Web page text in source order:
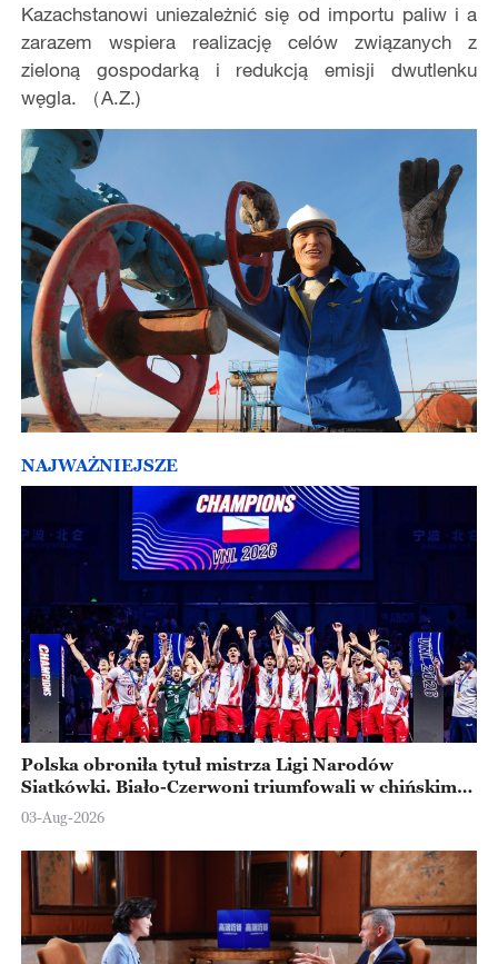
Kazachstanowi uniezależnić się od importu paliw i a
zarazem wspiera realizację celów związanych z
zieloną gospodarką i redukcją emisji dwutlenku
węgla. （A.Z.)
NAJWAŻNIEJSZE
Polska obroniła tytuł mistrza Ligi Narodów
Siatkówki. Biało-Czerwoni triumfowali w chińskim
Ningbo
03-Aug-2026